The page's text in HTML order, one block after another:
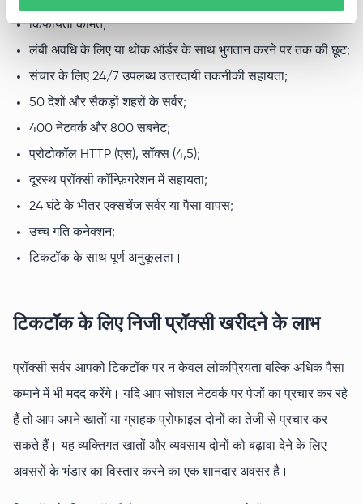
किफायती कीमते;
लंबी अवधि के लिए या थोक ऑर्डर के साथ भुगतान करने पर तक की छूट;
संचार के लिए 24/7 उपलब्ध उत्तरदायी तकनीकी सहायता;
50 देशों और सैकड़ों शहरों के सर्वर;
400 नेटवर्क और 800 सबनेट;
प्रोटोकॉल HTTP (एस), सॉक्स (4,5);
दूरस्थ प्रॉक्सी कॉन्फ़िगरेशन में सहायता;
24 घंटे के भीतर एक्सचेंज सर्वर या पैसा वापस;
उच्च गति कनेक्शन;
टिकटॉक के साथ पूर्ण अनुकूलता।
टिकटॉक के लिए निजी प्रॉक्सी खरीदने के लाभ
प्रॉक्सी सर्वर आपको टिकटॉक पर न केवल लोकप्रियता बल्कि अधिक पैसा
कमाने में भी मदद करेंगे। यदि आप सोशल नेटवर्क पर पेजों का प्रचार कर रहे
हैं तो आप अपने खातों या ग्राहक प्रोफाइल दोनों का तेजी से प्रचार कर
सकते हैं। यह व्यक्तिगत खातों और व्यवसाय दोनों को बढ़ावा देने के लिए
अवसरों के भंडार का विस्तार करने का एक शानदार अवसर है।